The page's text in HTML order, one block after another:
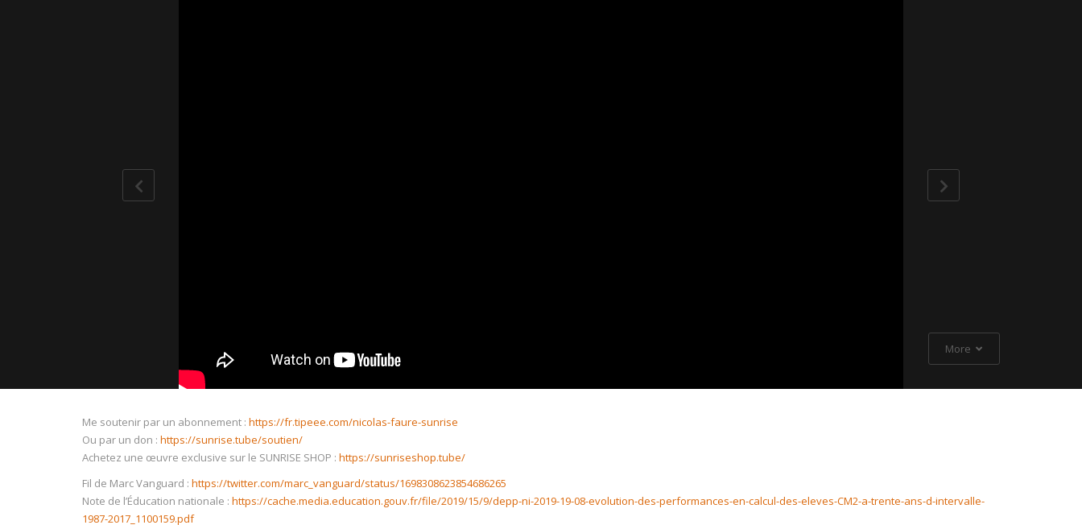
More
NOW PLAYING
Me soutenir par un abonnement : https://fr.tipeee.com/nicolas-faure-sunrise
Ou par un don : https://sunrise.tube/soutien/
Achetez une œuvre exclusive sur le SUNRISE SHOP : https://sunriseshop.tube/
Fil de Marc Vanguard : https://twitter.com/marc_vanguard/status/1698308623854686265
Note de l’Éducation nationale : https://cache.media.education.gouv.fr/file/2019/15/9/depp-ni-2019-19-08-evolution-des-performances-en-calcul-des-eleves-CM2-a-trente-ans-d-intervalle-
1987-2017_1100159.pdf